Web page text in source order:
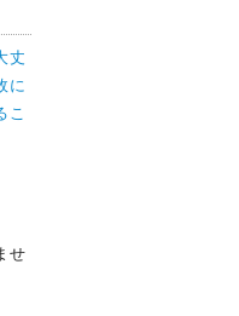
丈
に
こ
せ